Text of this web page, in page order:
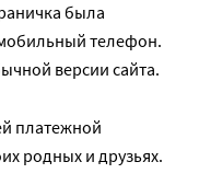
была
телефон.
версии сайта.
платежной
родных и друзьях.